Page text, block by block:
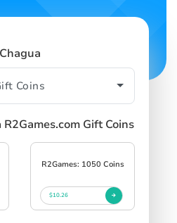
Chagua
Gift Coins
R2Games: 1050 Coins
$10.26